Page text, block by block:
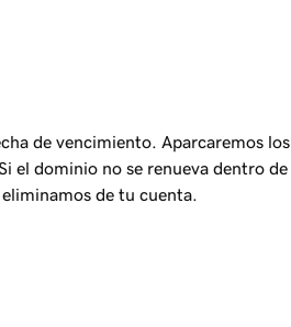
de vencimiento. Aparcaremos los
el dominio no se renueva dentro de
de tu cuenta.